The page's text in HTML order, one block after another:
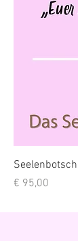
Preis
€ 95,00